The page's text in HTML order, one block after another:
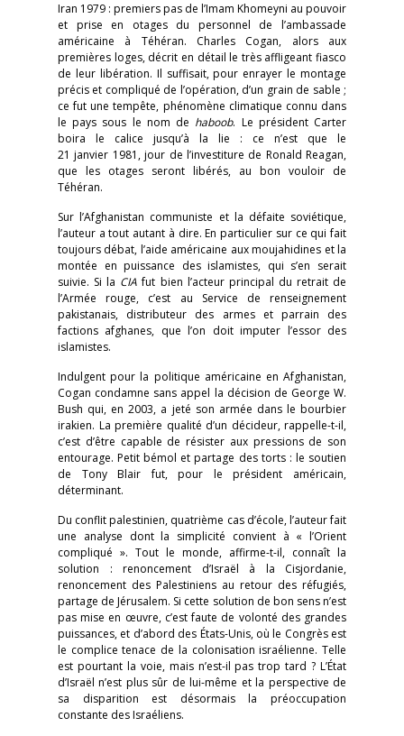
Iran 1979 : premiers pas de l’Imam Khomeyni au pouvoir
et prise en otages du personnel de l’ambassade
américaine à Téhéran. Charles Cogan, alors aux
premières loges, décrit en détail le très affligeant fiasco
de leur libération. Il suffisait, pour enrayer le montage
précis et compliqué de l’opération, d’un grain de sable ;
ce fut une tempête, phénomène climatique connu dans
le pays sous le nom de haboob. Le président Carter
boira le calice jusqu’à la lie : ce n’est que le
21 janvier 1981, jour de l’investiture de Ronald Reagan,
que les otages seront libérés, au bon vouloir de
Téhéran.
Sur l’Afghanistan communiste et la défaite soviétique,
l’auteur a tout autant à dire. En particulier sur ce qui fait
toujours débat, l’aide américaine aux moujahidines et la
montée en puissance des islamistes, qui s’en serait
suivie. Si la CIAfut bien l’acteur principal du retrait de
l’Armée rouge, c’est au Service de renseignement
pakistanais, distributeur des armes et parrain des
factions afghanes, que l’on doit imputer l’essor des
islamistes.
Indulgent pour la politique américaine en Afghanistan,
Cogan condamne sans appel la décision de George W.
Bush qui, en 2003, a jeté son armée dans le bourbier
irakien. La première qualité d’un décideur, rappelle-t-il,
c’est d’être capable de résister aux pressions de son
entourage. Petit bémol et partage des torts : le soutien
de Tony Blair fut, pour le président américain,
déterminant.
Du conflit palestinien, quatrième cas d’école, l’auteur fait
une analyse dont la simplicité convient à « l’Orient
compliqué ». Tout le monde, affirme-t-il, connaît la
solution : renoncement d’Israël à la Cisjordanie,
renoncement des Palestiniens au retour des réfugiés,
partage de Jérusalem. Si cette solution de bon sens n’est
pas mise en œuvre, c’est faute de volonté des grandes
puissances, et d’abord des États-Unis, où le Congrès est
le complice tenace de la colonisation israélienne. Telle
est pourtant la voie, mais n’est-il pas trop tard ? L’État
d’Israël n’est plus sûr de lui-même et la perspective de
sa disparition est désormais la préoccupation
constante des Israéliens.